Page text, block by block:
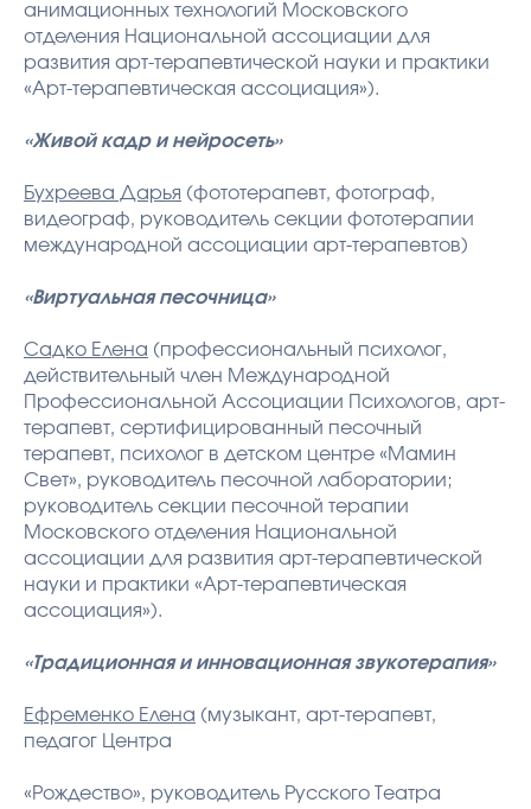
анимационных технологий Московского
отделения Национальной ассоциации для
развития арт-терапевтической науки и практики
«Арт-терапевтическая ассоциация»).
«Живой кадр и нейросеть»
Бухреева Дарья (фототерапевт, фотограф,
видеограф, руководитель секции фототерапии
международной ассоциации арт-терапевтов)
«Виртуальная песочница»
Садко Елена (профессиональный психолог,
действительный член Международной
Профессиональной Ассоциации Психологов, арт-
терапевт, сертифицированный песочный
терапевт, психолог в детском центре «Мамин
Свет», руководитель песочной лаборатории;
руководитель секции песочной терапии
Московского отделения Национальной
ассоциации для развития арт-терапевтической
науки и практики «Арт-терапевтическая
ассоциация»).
«Традиционная и инновационная звукотерапия»
Ефременко Елена (музыкант, арт-терапевт,
педагог Центра
«Рождество», руководитель Русского Театра